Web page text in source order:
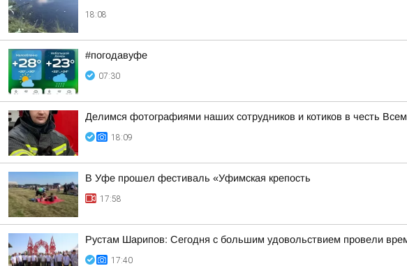
18:08
#погодавуфе
07:30
Делимся фотографиями наших сотрудников и котиков в честь
18:09
В Уфе прошел фестиваль «Уфимская крепость
17:58
Рустам Шарипов: Сегодня с большим удовольствием провели
17:40